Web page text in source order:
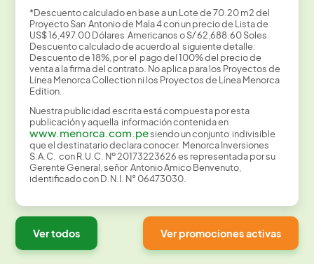
*Descuento calculado en base a un Lote de 70.20 m2 del
Proyecto San Antonio de Mala 4 con un precio de Lista de
US$ 16,497.00 Dólares Americanos o S/ 62,688.60 Soles.
Descuento calculado de acuerdo al siguiente detalle:
Descuento de 18%, por el pago del 100% del precio de
venta a la firma del contrato. No aplica para los Proyectos de
Línea Menorca Collection ni los Proyectos de Línea Menorca
Edition.
Nuestra publicidad escrita está compuesta por esta
publicación y aquella información contenida en
www.menorca.com.pesiendo un conjunto indivisible
que el destinatario declara conocer. Menorca Inversiones
S.A.C. con R.U.C. Nº 20173223626 es representada por su
Gerente General, señor Antonio Amico Benvenuto,
identificado con D.N.I. N° 06473030.
Ver todos Ver promociones activas